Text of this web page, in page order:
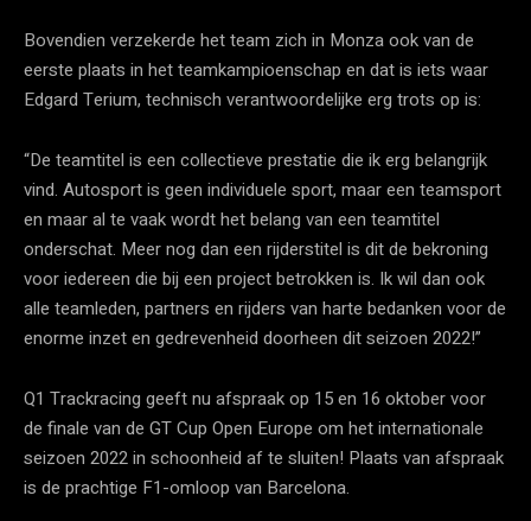
Bovendien verzekerde het team zich in Monza ook van de
eerste plaats in het teamkampioenschap en dat is iets waar
Edgard Terium, technisch verantwoordelijke erg trots op is:
“De teamtitel is een collectieve prestatie die ik erg belangrijk
vind. Autosport is geen individuele sport, maar een teamsport
en maar al te vaak wordt het belang van een teamtitel
onderschat. Meer nog dan een rijderstitel is dit de bekroning
voor iedereen die bij een project betrokken is. Ik wil dan ook
alle teamleden, partners en rijders van harte bedanken voor de
enorme inzet en gedrevenheid doorheen dit seizoen 2022!”
Q1 Trackracing geeft nu afspraak op 15 en 16 oktober voor
de finale van de GT Cup Open Europe om het internationale
seizoen 2022 in schoonheid af te sluiten! Plaats van afspraak
is de prachtige F1-omloop van Barcelona.